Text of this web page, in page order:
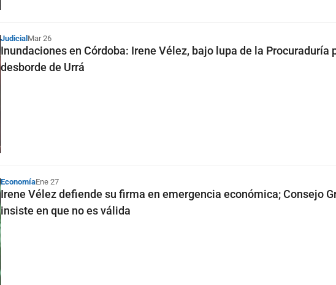
Judicial Mar 26
Inundaciones en Córdoba: Irene Vélez, bajo lupa de la Procuraduría
desborde de Urrá
EconomíaEne 27
Irene Vélez defiende su firma en emergencia económica; Consejo
insiste en que no es válida